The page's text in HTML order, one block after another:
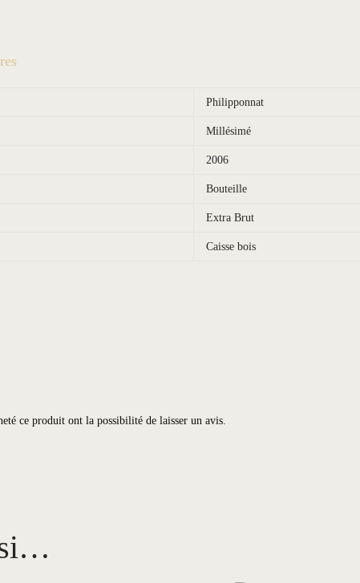
Philipponnat
Millésimé
2006
Bouteille
Extra Brut
Caisse bois
ce produit ont la possibilité de laisser un avis.